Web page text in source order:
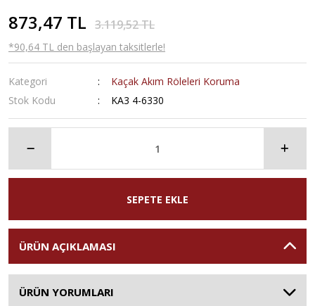
873,47 TL 3.119,52 TL
*90,64 TL den başlayan taksitlerle!
Kategori
Kaçak Akım Röleleri Koruma
Stok Kodu
KA3 4-6330
SEPETE EKLE
ÜRÜN AÇIKLAMASI
ÜRÜN YORUMLARI